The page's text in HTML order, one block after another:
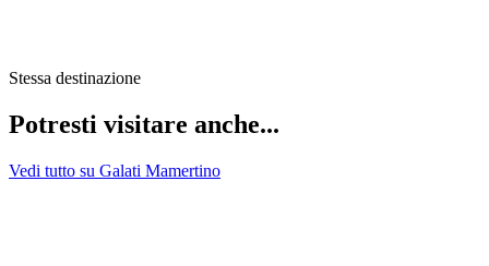
Stessa destinazione
Potresti visitare anche...
Vedi tutto su Galati Mamertino